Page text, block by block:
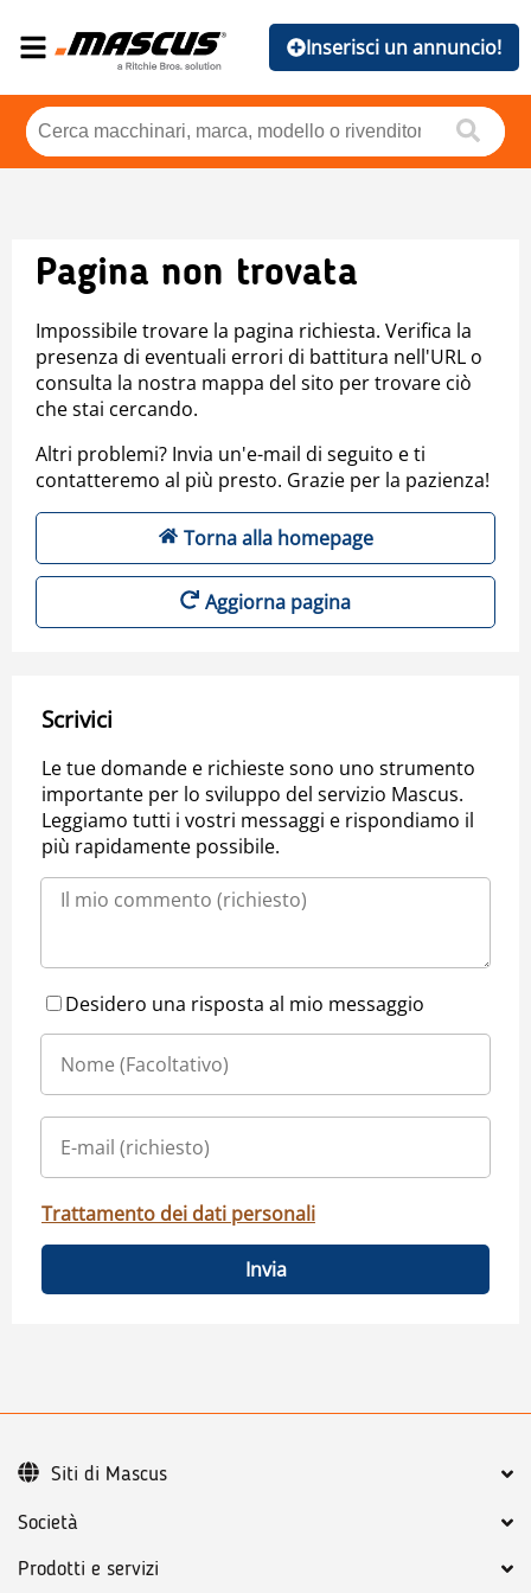
Inserisci un annuncio!
Pagina non trovata
Impossibile trovare la pagina richiesta. Verifica la
presenza di eventuali errori di battitura nell'URL o
consulta la nostra mappa del sito per trovare ciò
che stai cercando.
Altri problemi? Invia un'e-mail di seguito e ti
contatteremo al più presto. Grazie per la pazienza!
Torna alla homepage
Aggiorna pagina
Scrivici
Le tue domande e richieste sono uno strumento
importante per lo sviluppo del servizio Mascus.
Leggiamo tutti i vostri messaggi e rispondiamo il
più rapidamente possibile.
Desidero una risposta al mio messaggio
Trattamento dei dati personali
Invia
Società
Prodotti e servizi
Siti di Mascus